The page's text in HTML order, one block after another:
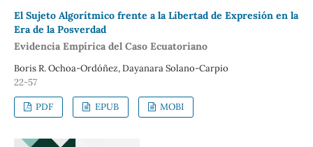
El Sujeto Algorítmico frente a la Libertad de Expresión en la
Era de la Posverdad
Evidencia Empírica del Caso Ecuatoriano
Boris R. Ochoa-Ordóñez, Dayanara Solano-Carpio
22-57
PDF EPUB MOBI